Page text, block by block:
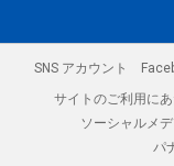
SNS アカウント
サイトのご利用に
ソーシャルメ
パ